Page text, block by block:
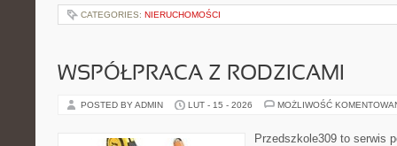
CATEGORIES: NIERUCHOMOŚCI
WSPÓŁPRACA Z RODZICAMI
POSTED BY ADMIN LUT - 15 - 2026 MOŻLIWOŚĆ
Przedszkole309 to serwis